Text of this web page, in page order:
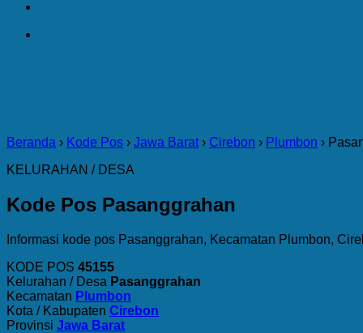
Beranda › Kode Pos › Jawa Barat › Cirebon › Plumbon ›
KELURAHAN / DESA
Kode Pos Pasanggrahan
Informasi kode pos Pasanggrahan, Kecamatan Plumbon,
KODE POS 45155
Kelurahan / Desa Pasanggrahan
Kecamatan Plumbon
Kota / Kabupaten Cirebon
Provinsi Jawa Barat